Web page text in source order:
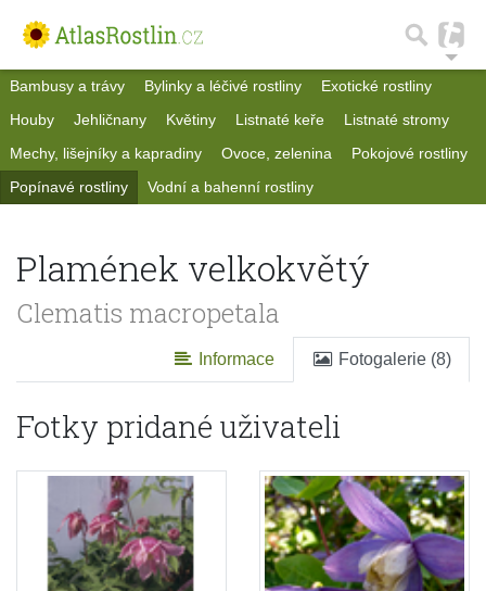
Bambusy a trávy Bylinky a léčivé rostliny
Exotické rostliny
Houby
Jehličnany Květiny Listnaté keře
Listnaté stromy
Mechy, lišejníky a kapradiny
Ovoce, zelenina
Pokojové rostliny
Popínavé rostliny
Vodní a bahenní rostliny
Plamének velkokvětý
Clematis macropetala
Informace Fotogalerie (8)
Fotky pridané uživateli